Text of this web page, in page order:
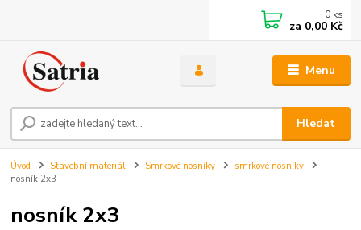
Menu
Hledat
0 ks
za 0,00 Kč
Úvod Stavební materiál Smrkové nosníky
smrkové nosníky
nosník 2x3
nosník 2x3